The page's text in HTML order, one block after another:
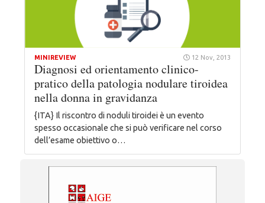
MINIREVIEW 12 Nov, 2013
Diagnosi ed orientamento clinico-
pratico della patologia nodulare tiroidea
nella donna in gravidanza
{ITA} Il riscontro di noduli tiroidei è un evento
spesso occasionale che si può verificare nel corso
dell’esame obiettivo o…